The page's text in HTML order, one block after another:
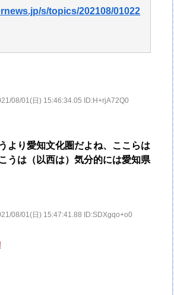
s/topics/202108/01022
08/01(日) 15:46:34.05 ID:H+rjA72Q0
より愛知文化圏だよね、ここらは
うは（以西は）気分的には愛知県
08/01(日) 15:47:41.88 ID:SDXgqo+o0